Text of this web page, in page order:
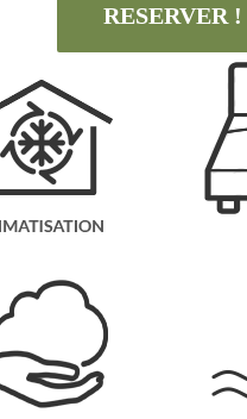
RESERVER !